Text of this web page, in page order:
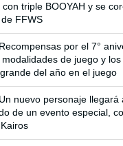
con triple BOOYAH y se
FFWS
por el 7°
de juego y
del año en el juego
nuevo personaje llegará
de un evento especial,